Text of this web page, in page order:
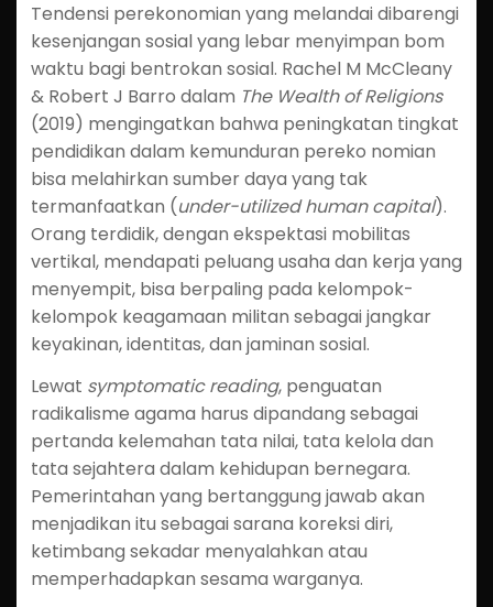
Tendensi perekonomian yang melandai dibarengi
kesenjangan sosial yang lebar menyimpan bom
waktu bagi bentrokan sosial. Rachel M McCleany
& Robert J Barro dalam The Wealth of Religions
(2019) mengingatkan bahwa peningkatan tingkat
pendidikan dalam kemunduran pereko nomian
bisa melahirkan sumber daya yang tak
termanfaatkan (under-utilized human capital).
Orang terdidik, dengan ekspektasi mobilitas
vertikal, mendapati peluang usaha dan kerja yang
menyempit, bisa berpaling pada kelompok-
kelompok keagamaan militan sebagai jangkar
keyakinan, identitas, dan jaminan sosial.
Lewat symptomatic reading, penguatan
radikalisme agama harus dipandang sebagai
pertanda kelemahan tata nilai, tata kelola dan
tata sejahtera dalam kehidupan bernegara.
Pemerintahan yang bertanggung jawab akan
menjadikan itu sebagai sarana koreksi diri,
ketimbang sekadar menyalahkan atau
memperhadapkan sesama warganya.